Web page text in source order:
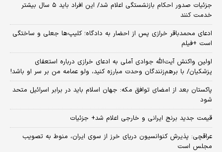
جزئیات صدور احکام بازنشستگی اعلام شد/ این افراد باید ۵ سال بیشتر
خدمت کنند
ادعای محمدباقر خرازی پس از احضار به دادگاه؛ کلیپ‌ها جعلی و ساختگی
است +فیلم
اولین واکنش آیت‌الله جوادی آملی به ادعای خرازی درباره استعفای
پزشکیان/ با برهم‌زنندگان وحدت مبارزه کنید، ولو عمامه من بر سر او باشد!
پاکستان بعد از امضای توافق مکه: جهان اسلام باید در برابر اسرائیل متحد
شود
قیمت جدید برنج ایرانی و خارجی اعلام شد+ جزئیات
عراقچی: پذیرش کنوانسیون دریای خرز از سوی ایران، منوط به تصویب
مجلس است